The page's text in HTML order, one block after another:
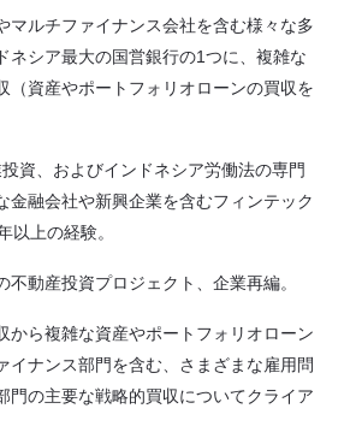
マルチファイナンス会社を含む様々な多
ネシア最大の国営銀行の1つに、複雑な
（資産やポートフォリオローンの買収を
資、およびインドネシア労働法の専門
金融会社や新興企業を含むフィンテック
以上の経験。
不動産投資プロジェクト、企業再編。
から複雑な資産やポートフォリオローン
イナンス部門を含む、さまざまな雇用問
門の主要な戦略的買収についてクライア